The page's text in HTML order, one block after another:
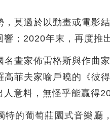
莫過於以動畫或電影
；2020年末，再度推
畫家佈雷格斯與作曲
菲夫家喻戶曉的《彼
意料，無怪乎能贏得
特的葡萄莊園式音樂